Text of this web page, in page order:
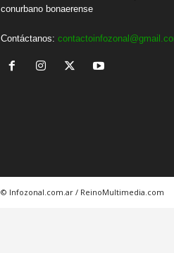
conurbano bonaerense
Contáctanos:
© Infozonal.com.ar / ReinoMultimedia.com